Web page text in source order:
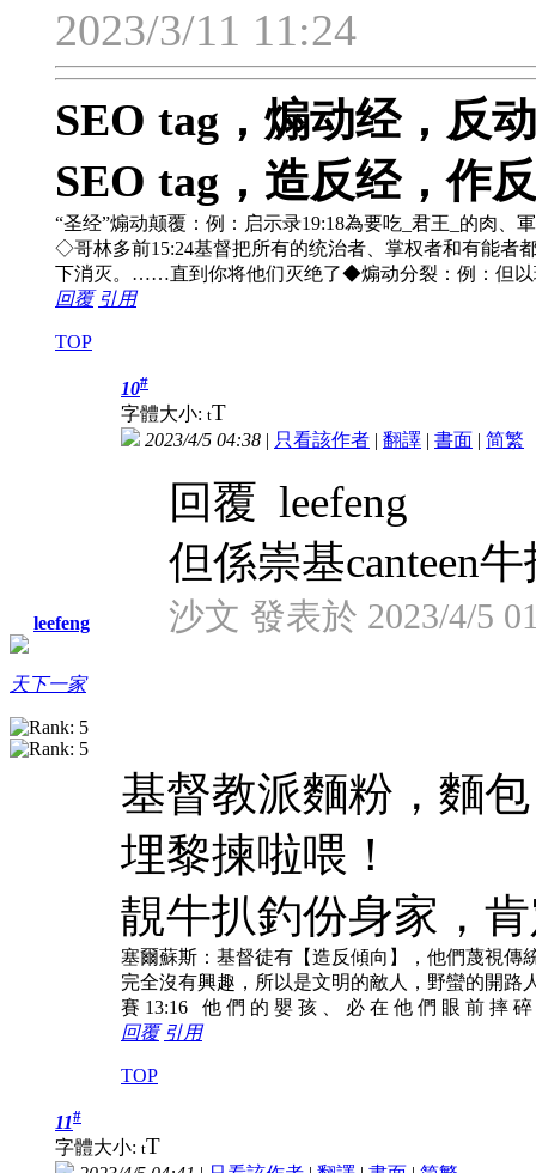
2023/3/11 11:24
SEO tag，煽动经，反
SEO tag，造反经，作
“圣经”煽动颠覆：例：启示录19:18為要吃_君王_的肉
◇哥林多前15:24基督把所有的统治者、掌权者和有能者
下消灭。……直到你将他们灭绝了◆煽动分裂：例：但
回覆 引用
TOP
leefeng
天下一家
10#
字體大小: tT
2023/4/5 04:38 | 只看該作者 | 翻譯 | 書面 | 简繁
回覆 leefeng
但係崇基canteen
沙文 發表於 2023/4/5
基督教派麵粉，麵
埋黎揀啦喂！
靚牛扒釣份身家，
塞爾蘇斯：基督徒有【造反傾向】，他們蔑視傳
完全沒有興趣，所以是文明的敵人，野蠻的開路
賽 13:16 他 們 的 嬰 孩 、 必 在 他 們 眼 前 摔
回覆 引用
TOP
11#
字體大小: tT